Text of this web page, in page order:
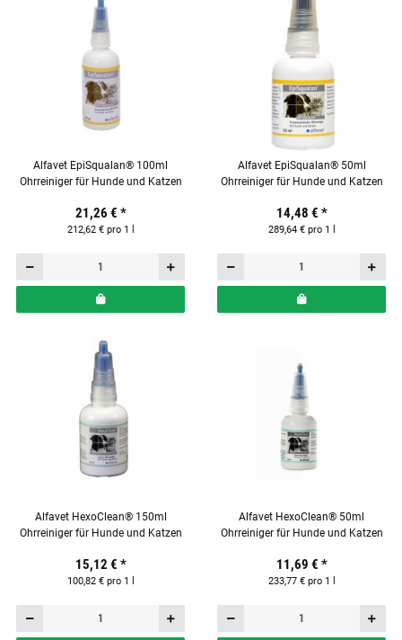
Alfavet EpiSqualan® 100ml
Ohrreiniger für Hunde und Katzen
21,26 € *
212,62 € pro 1 l
Alfavet EpiSqualan® 50ml
Ohrreiniger für Hunde und Katzen
14,48 € *
289,64 € pro 1 l
Alfavet HexoClean® 150ml
Ohrreiniger für Hunde und Katzen
15,12 € *
100,82 € pro 1 l
Alfavet HexoClean® 50ml
Ohrreiniger für Hunde und Katzen
11,69 € *
233,77 € pro 1 l